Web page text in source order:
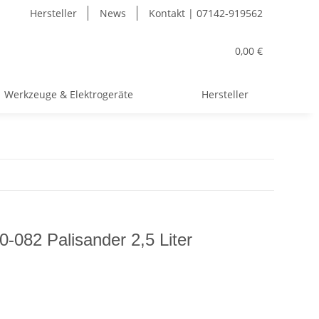
Hersteller News Kontakt | 07142-919562
0,00 €
Werkzeuge & Elektrogeräte Hersteller
082 Palisander 2,5 Liter